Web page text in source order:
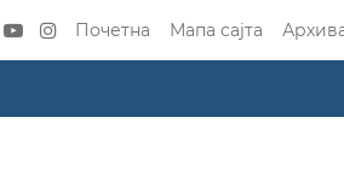
Почетна Мапа сајта